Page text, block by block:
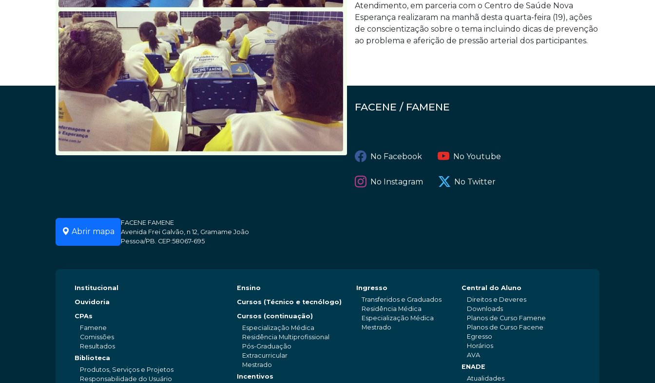
Atendimento, em parceria com o Centro de Saúde Nova
Esperança realizaram na manhã desta quarta-feira (19), ações
de conscientização sobre o tema incluindo dicas de prevenção
ao problema e aferição de pressão arterial dos participantes.
FACENE / FAMENE
No Facebook No Youtube
No Instagram No Twitter
Abrir mapa
FACENE FAMENE
Avenida Frei Galvão, n 12, Gramame João
Pessoa/PB. CEP:58067-695
Institucional
Ouvidoria
CPAs
Famene
Comissões
Resultados
Biblioteca
Produtos, Serviços e Projetos
Responsabilidade do Usuário
Ensino
Cursos (Técnico e tecnólogo)
Cursos (continuação)
Especialização Médica
Residência Multiprofissional
Pós-Graduação
Extracurricular
Mestrado
Incentivos
Ingresso
Transferidos e Graduados
Residência Médica
Especialização Médica
Mestrado
Central do Aluno
Direitos e Deveres
Downloads
Planos de Curso Famene
Planos de Curso Facene
Egresso
Horários
AVA
ENADE
Atualidades